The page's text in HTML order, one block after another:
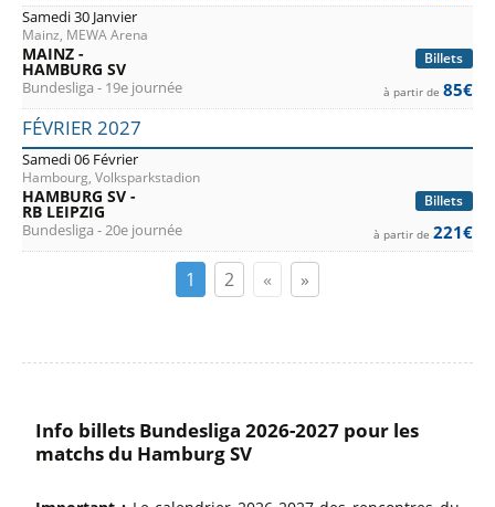
Samedi 30 Janvier
Mainz, MEWA Arena
Billets
MAINZ -
HAMBURG SV
Bundesliga - 19e journée à partir de 85€
FÉVRIER 2027
Samedi 06 Février
Hambourg, Volksparkstadion
Billets
HAMBURG SV -
RB LEIPZIG
Bundesliga - 20e journée à partir de 221€
1 2 « »
Info billets Bundesliga 2026-2027 pour les
matchs du Hamburg SV